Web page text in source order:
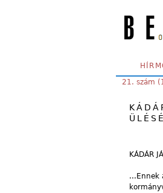
YOU
21. szám
KÁDÁR
...Ennek